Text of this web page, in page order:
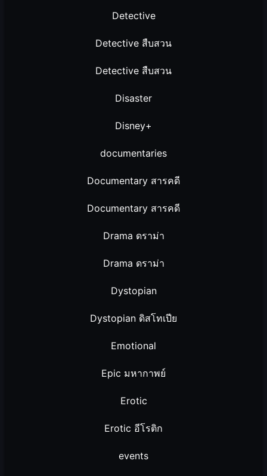
Detective
Detective สืบสวน
Detective สืบสวน
Disaster
Disney+
documentaries
Documentary สารคดี
Documentary สารคดี
Drama ดราม่า
Drama ดราม่า
Dystopian
Dystopian ดิสโทเปีย
Emotional
Epic มหากาพย์
Erotic
Erotic อีโรติก
events